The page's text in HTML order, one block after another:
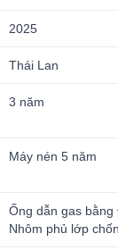
2025
Thái Lan
3 năm
Máy nén 5 năm
Ống dẫn gas
Nhôm phủ lớp